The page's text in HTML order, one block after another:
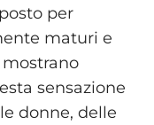
per
maturi e
sensazione
donne, delle